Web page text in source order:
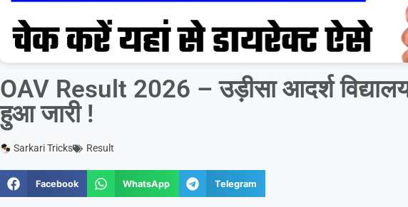
OAV Result 2026 – उड़ीसा आदर्श
हुआ जारी !
Sarkari Tricks Result
Facebook WhatsApp Telegram